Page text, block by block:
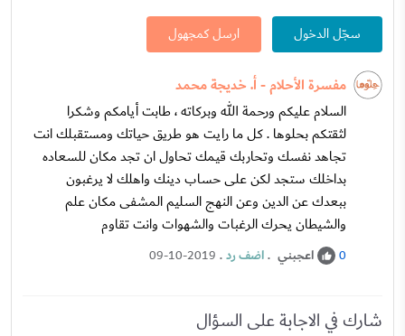
سجّل الدخول ارسل كمجهول
مفسرة الأحلام - أ. خديجة محمد
السلام عليكم ورحمة الله وبركاته ، طابت أيامكم وشكرا
لثقتكم بحلوها . كل ما رايت هو طريق حياتك ومستقبلك انت
تجاهد نفسك وتحاربك قيمك تحاول ان تجد مكان للسعاده
بداخلك ستجد لكن على حساب دينك واهلك لا يرغبون
ببعدك عن الدين وعن النهج السليم المشفى مكان علم
والشيطان يحرك الرغبات والشهوات وانت تقاوم
0 اعجبني .اضف رد.
09-10-2019
شارك في الاجابة على السؤال